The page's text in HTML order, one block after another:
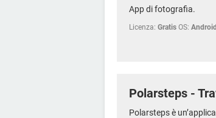
App di fotografia.
Licenza: Gratis OS:
Polarsteps -
Polarsteps è